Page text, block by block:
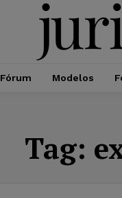
Fórum Modelos
Tag: